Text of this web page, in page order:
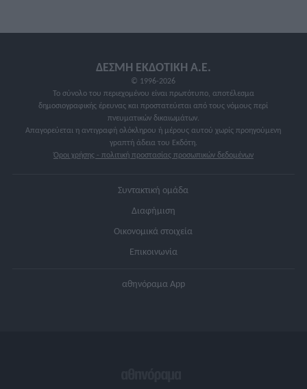
ΔΕΣΜΗ ΕΚΔΟΤΙΚΗ A.E.
© 1996-2026
Το σύνολο του περιεχομένου είναι πρωτότυπο, αποτέλεσμα
δημοσιογραφικής έρευνας και προστατεύεται από τους νόμους περί
πνευματικών δικαιωμάτων.
Απαγορεύεται η αντιγραφή ολόκληρου ή μέρους αυτού χωρίς προηγούμενη
γραπτή άδεια του Εκδότη.
Συντακτική ομάδα
Διαφήμιση
Οικονομικά στοιχεία
αθηνόραμα App